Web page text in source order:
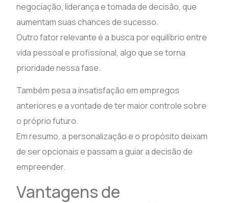
negociação, liderança e tomada de decisão, que
aumentam suas chances de sucesso.
Outro fator relevante é a busca por equilíbrio entre
vida pessoal e profissional, algo que se torna
prioridade nessa fase.
Também pesa a insatisfação em empregos
anteriores e a vontade de ter maior controle sobre
o próprio futuro.
Em resumo, a personalização e o propósito deixam
de ser opcionais e passam a guiar a decisão de
empreender.
Vantagens de